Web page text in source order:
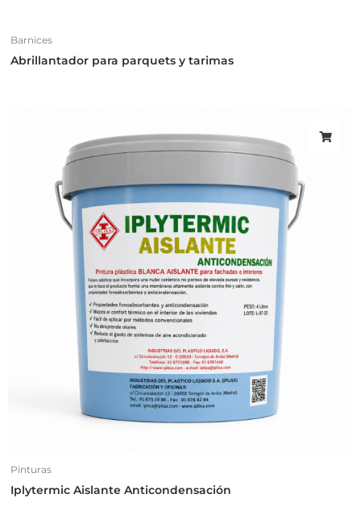
Barnices
Abrillantador para parquets y tarimas
Pinturas
Iplytermic Aislante Anticondensación